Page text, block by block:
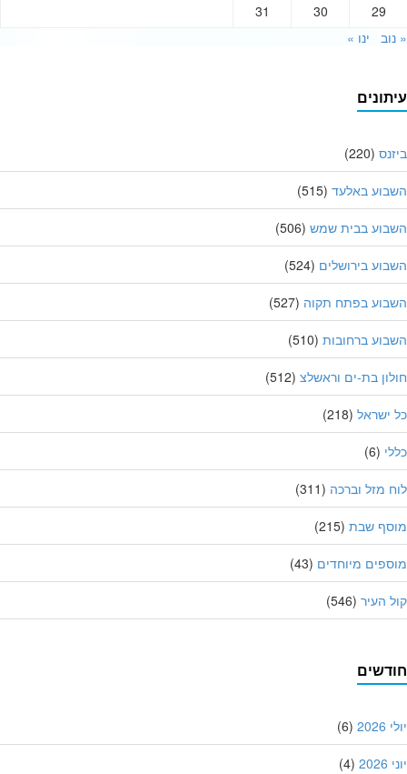
29
30
ינו »
(220)
באלעד(515)
בבית שמש(506)
בירושלים(524)
בפתח תקוה(527)
ברחובות(510)
בת-ים וראשלצ(512)
(218)
(6)
מזל וברכה(311)
שבת(215)
מיוחדים(43)
העיר(546)
(6)
(4)